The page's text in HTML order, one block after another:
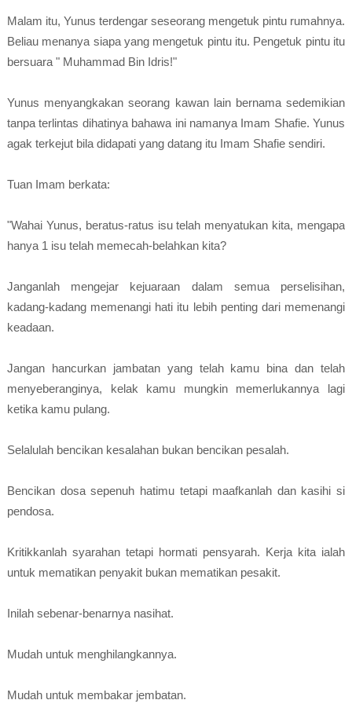
Malam itu, Yunus terdengar seseorang mengetuk pintu rumahnya.
Beliau menanya siapa yang mengetuk pintu itu. Pengetuk pintu itu
bersuara " Muhammad Bin Idris!"
Yunus menyangkakan seorang kawan lain bernama sedemikian
tanpa terlintas dihatinya bahawa ini namanya Imam Shafie. Yunus
agak terkejut bila didapati yang datang itu Imam Shafie sendiri.
Tuan Imam berkata:
"Wahai Yunus, beratus-ratus isu telah menyatukan kita, mengapa
hanya 1 isu telah memecah-belahkan kita?
Janganlah mengejar kejuaraan dalam semua perselisihan,
kadang-kadang memenangi hati itu lebih penting dari memenangi
keadaan.
Jangan hancurkan jambatan yang telah kamu bina dan telah
menyeberanginya, kelak kamu mungkin memerlukannya lagi
ketika kamu pulang.
Selalulah bencikan kesalahan bukan bencikan pesalah.
Bencikan dosa sepenuh hatimu tetapi maafkanlah dan kasihi si
pendosa.
Kritikkanlah syarahan tetapi hormati pensyarah. Kerja kita ialah
untuk mematikan penyakit bukan mematikan pesakit.
Inilah sebenar-benarnya nasihat.
Mudah untuk menghilangkannya.
Mudah untuk membakar jembatan.